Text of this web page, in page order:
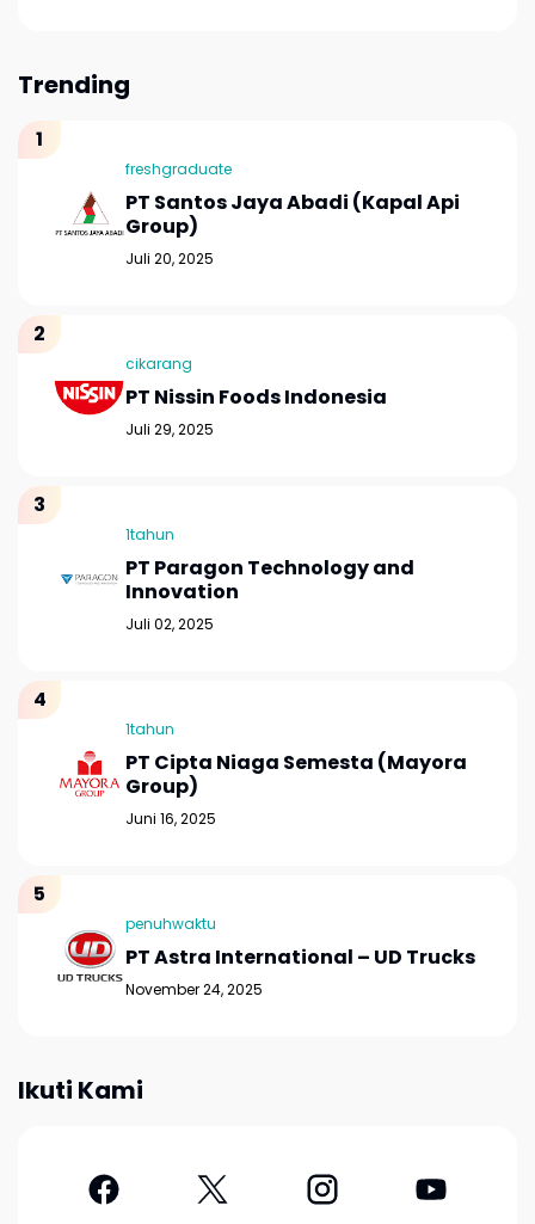
Trending
freshgraduate
PT Santos Jaya Abadi (Kapal Api
Group)
Juli 20, 2025
cikarang
PT Nissin Foods Indonesia
Juli 29, 2025
1tahun
PT Paragon Technology and
Innovation
Juli 02, 2025
1tahun
PT Cipta Niaga Semesta (Mayora
Group)
Juni 16, 2025
penuhwaktu
PT Astra International – UD Trucks
November 24, 2025
Ikuti Kami